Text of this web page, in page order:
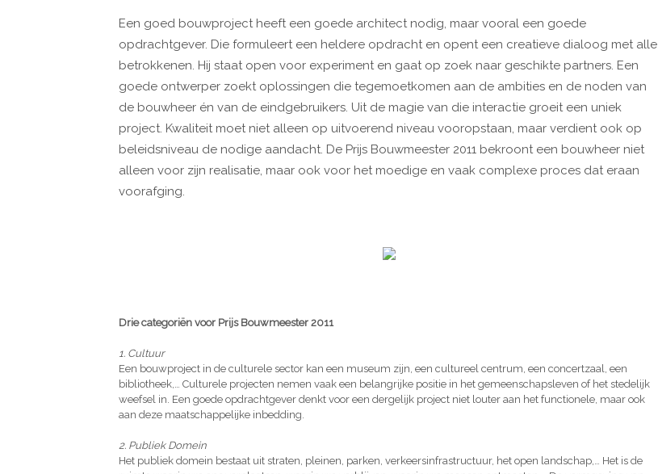
Een goed bouwproject heeft een goede architect nodig, maar vooral een goede
opdrachtgever. Die formuleert een heldere opdracht en opent een creatieve dialoog met alle
betrokkenen. Hij staat open voor experiment en gaat op zoek naar geschikte partners. Een
goede ontwerper zoekt oplossingen die tegemoetkomen aan de ambities en de noden van
de bouwheer én van de eindgebruikers. Uit de magie van die interactie groeit een uniek
project. Kwaliteit moet niet alleen op uitvoerend niveau vooropstaan, maar verdient ook op
beleidsniveau de nodige aandacht. De Prijs Bouwmeester 2011 bekroont een bouwheer niet
alleen voor zijn realisatie, maar ook voor het moedige en vaak complexe proces dat eraan
voorafging.
Drie categoriën voor Prijs Bouwmeester 2011
1. Cultuur
Een bouwproject in de culturele sector kan een museum zijn, een cultureel centrum, een concertzaal, een
bibliotheek,… Culturele projecten nemen vaak een belangrijke positie in het gemeenschapsleven of het stedelijk
weefsel in. Een goede opdrachtgever denkt voor een dergelijk project niet louter aan het functionele, maar ook
aan deze maatschappelijke inbedding.
2. Publiek Domein
Het publiek domein bestaat uit straten, pleinen, parken, verkeersinfrastructuur, het open landschap,… Het is de